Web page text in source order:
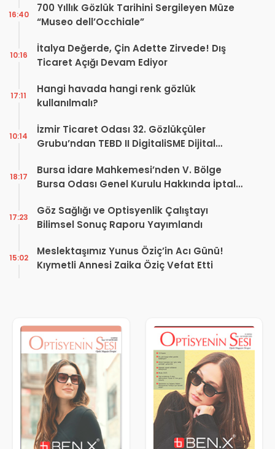
700 Yıllık Gözlük Tarihini Sergileyen Müze
“Museo dell’Occhiale”
16:40
İtalya Değerde, Çin Adette Zirvede! Dış
Ticaret Açığı Devam Ediyor
10:16
Hangi havada hangi renk gözlük
kullanılmalı?
17:11
İzmir Ticaret Odası 32. Gözlükçüler
Grubu’ndan TEBD II DigitaliSME Dijital
10:14
Bursa İdare Mahkemesi’nden V. Bölge
Bursa Odası Genel Kurulu Hakkında İptal
18:17
Göz Sağlığı ve Optisyenlik Çalıştayı
Bilimsel Sonuç Raporu Yayımlandı
17:23
Meslektaşımız Yunus Öziç’in Acı Günü!
Kıymetli Annesi Zaika Öziç Vefat Etti
15:02